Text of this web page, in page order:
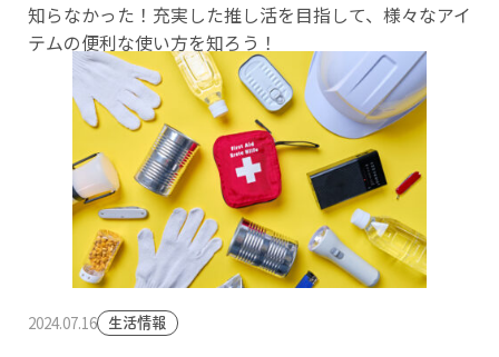
知らなかった！充実した推し活を目指して、様々なアイ
テムの便利な使い方を知ろう！
2024.07.16 生活情報